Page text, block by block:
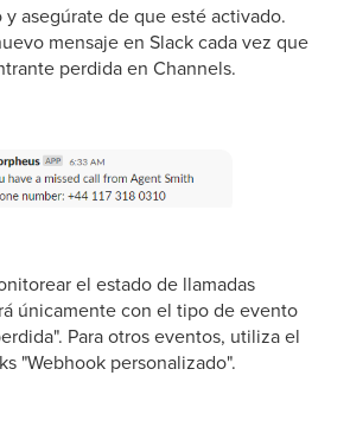
asegúrate de que esté activado.
mensaje en Slack cada vez que
perdida en Channels.
el estado de llamadas
únicamente con el tipo de evento
Para otros eventos, utiliza el
"Webhook personalizado".